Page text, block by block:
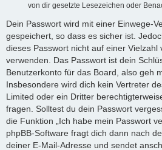
von dir gesetzte Lesezeichen oder
Dein Passwort wird mit einer Einwege-
gespeichert, so dass es sicher ist.
dieses Passwort nicht auf einer Vielzahl
verwenden. Das Passwort ist dein
Benutzerkonto für das Board, also geh
Insbesondere wird dich kein Vertreter
Limited oder ein Dritter
fragen. Solltest du dein Passwort
die Funktion „Ich habe mein Passwort
phpBB-Software fragt dich dann nach
deiner E-Mail-Adresse und sendet